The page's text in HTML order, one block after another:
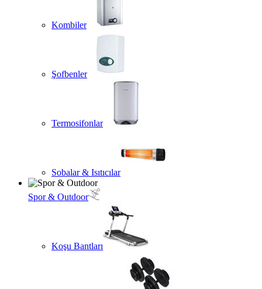
Kombiler
Şofbenler
Termosifonlar
Sobalar & Isıtıcılar
Spor & Outdoor
Koşu Bantları